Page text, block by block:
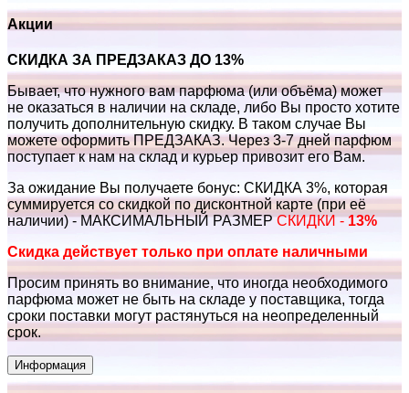
Акции
СКИДКА ЗА ПРЕДЗАКАЗ ДО 13%
Бывает, что нужного вам парфюма (или объёма) может
не оказаться в наличии на складе, либо Вы просто хотите
получить дополнительную скидку. В таком случае Вы
можете оформить ПРЕДЗАКАЗ. Через 3-7 дней парфюм
поступает к нам на склад и курьер привозит его Вам.
За ожидание Вы получаете бонус: СКИДКА 3%, которая
суммируется со скидкой по дисконтной карте (при её
наличии) - МАКСИМАЛЬНЫЙ РАЗМЕРСКИДКИ -13%
Скидка действует только при оплате наличными
Просим принять во внимание, что иногда необходимого
парфюма может не быть на складе у поставщика, тогда
сроки поставки могут растянуться на неопределенный
срок.
Информация